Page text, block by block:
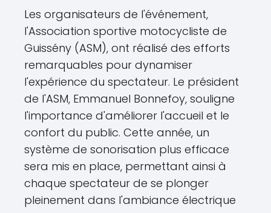
Les organisateurs de l'événement,
l'Association sportive motocycliste de
Guissény (ASM), ont réalisé des efforts
remarquables pour dynamiser
l'expérience du spectateur. Le président
de l'ASM, Emmanuel Bonnefoy, souligne
l'importance d'améliorer l'accueil et le
confort du public. Cette année, un
système de sonorisation plus efficace
sera mis en place, permettant ainsi à
chaque spectateur de se plonger
pleinement dans l'ambiance électrique